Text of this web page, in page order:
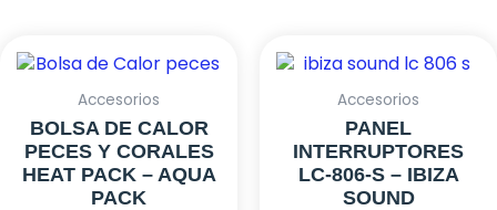
Accesorios
BOLSA DE CALOR
PECES Y CORALES
HEAT PACK – AQUA
PACK
Accesorios
PANEL
INTERRUPTORES
LC-806-S – IBIZA
SOUND